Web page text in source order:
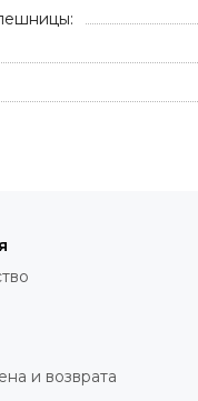
и возврата